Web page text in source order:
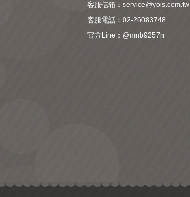
客服信箱： service@yois.com.tw
客服電話：02-26083748
官方Line： @mnb9257n